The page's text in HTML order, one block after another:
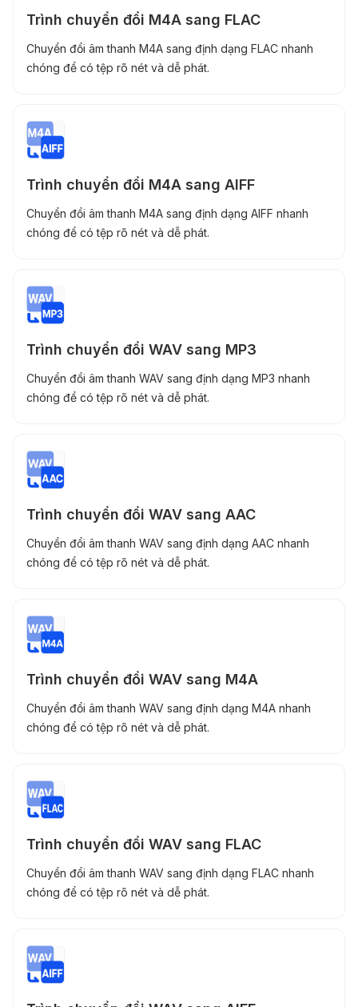
Trình chuyển đổi M4A sang FLAC
Chuyển đổi âm thanh M4A sang định dạng FLAC nhanh
chóng để có tệp rõ nét và dễ phát.
Trình chuyển đổi M4A sang AIFF
Chuyển đổi âm thanh M4A sang định dạng AIFF nhanh
chóng để có tệp rõ nét và dễ phát.
Trình chuyển đổi WAV sang MP3
Chuyển đổi âm thanh WAV sang định dạng MP3 nhanh
chóng để có tệp rõ nét và dễ phát.
Trình chuyển đổi WAV sang AAC
Chuyển đổi âm thanh WAV sang định dạng AAC nhanh
chóng để có tệp rõ nét và dễ phát.
Trình chuyển đổi WAV sang M4A
Chuyển đổi âm thanh WAV sang định dạng M4A nhanh
chóng để có tệp rõ nét và dễ phát.
Trình chuyển đổi WAV sang FLAC
Chuyển đổi âm thanh WAV sang định dạng FLAC nhanh
chóng để có tệp rõ nét và dễ phát.